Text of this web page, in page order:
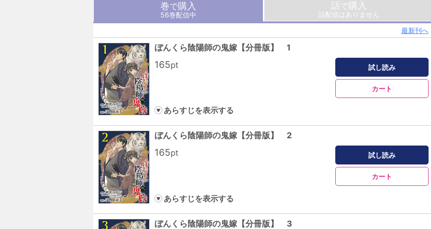
巻で購入
56巻配信中
話で購入
話配信はありません
最新刊へ
ぼんくら陰陽師の鬼嫁【分冊版】 1
165pt 試し読み
カート
あらすじを表示する
ぼんくら陰陽師の鬼嫁【分冊版】 2
165pt 試し読み
カート
あらすじを表示する
ぼんくら陰陽師の鬼嫁【分冊版】 3